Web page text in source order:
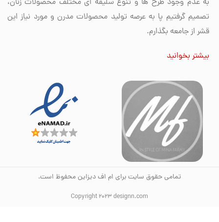
به عدم وجود طرح ها و تنوع سلیقه ای مختلف محصولات زنان،
تصمیم گرفتیم پا به عرصه تولید محصولات مدرن و مورد نیاز این
قشر از جامعه بگذارم.
بیشتر بخوانید
تمامی حقوق سایت برای ام اف دیزاین محفوظ است.
Copyright 2023 designn.com